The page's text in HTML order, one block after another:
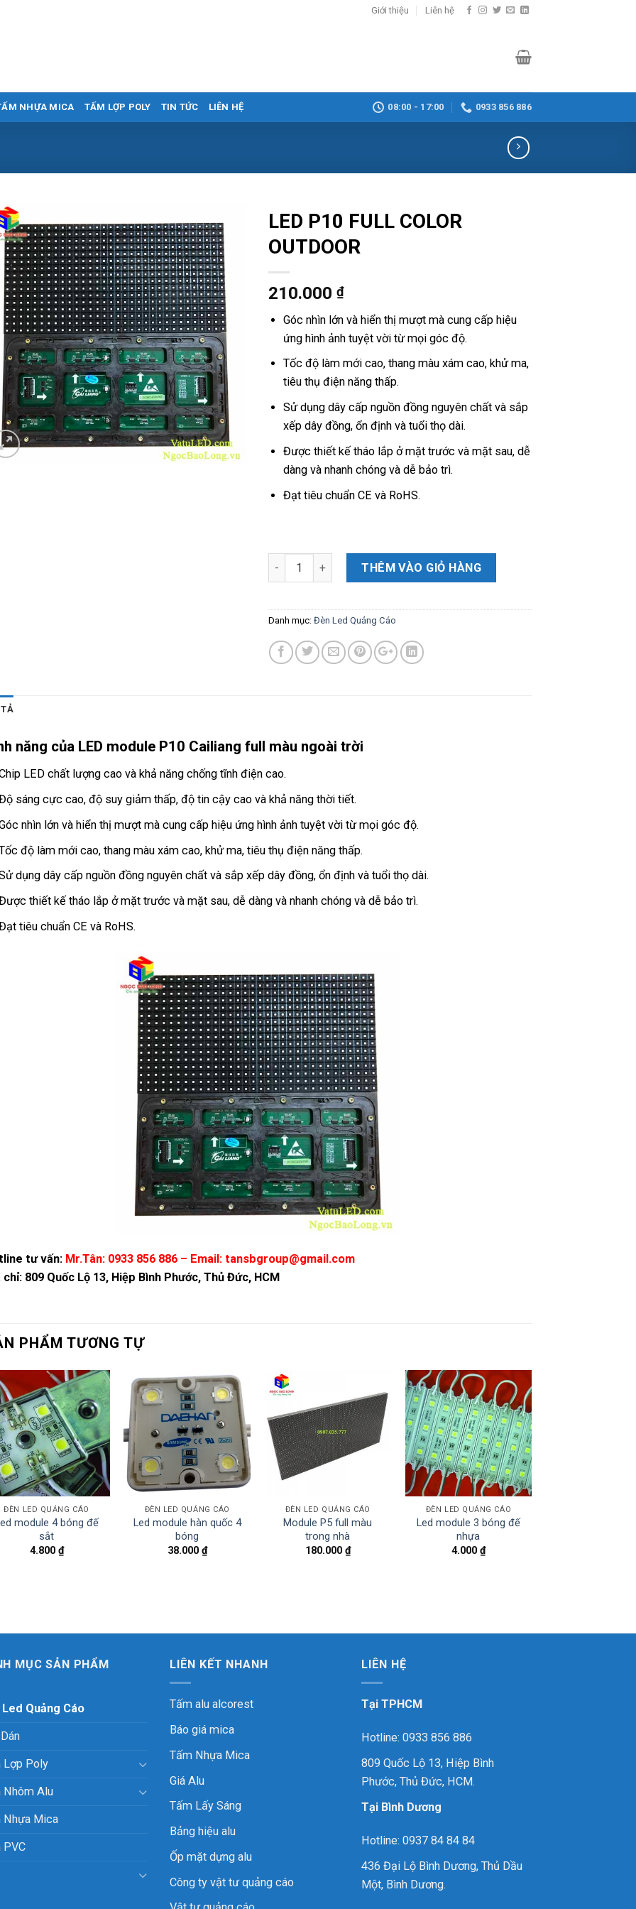
Giới thiệu Liên hệ
NHỰA MICA TẤM LỢP POLY TIN TỨC LIÊN HỆ 08:00 - 17:00 0933 856 886
LED P10 FULL COLOR
OUTDOOR
210.000 ₫
Góc nhìn lớn và hiển thị mượt mà cung cấp hiệu
ứng hình ảnh tuyệt vời từ mọi góc độ.
Tốc độ làm mới cao, thang màu xám cao, khử ma,
tiêu thụ điện năng thấp.
Sử dụng dây cấp nguồn đồng nguyên chất và sắp
xếp dây đồng, ổn định và tuổi thọ dài.
Được thiết kế tháo lắp ở mặt trước và mặt sau, dễ
dàng và nhanh chóng và dễ bảo trì.
Đạt tiêu chuẩn CE và RoHS.
Số lượng
THÊM VÀO GIỎ HÀNG
Danh mục: Đèn Led Quảng Cáo
năng của LED module P10 Cailiang full màu ngoài trời
LED chất lượng cao và khả năng chống tĩnh điện cao.
sáng cực cao, độ suy giảm thấp, độ tin cậy cao và khả năng thời tiết.
nhìn lớn và hiển thị mượt mà cung cấp hiệu ứng hình ảnh tuyệt vời từ mọi góc độ.
độ làm mới cao, thang màu xám cao, khử ma, tiêu thụ điện năng thấp.
dụng dây cấp nguồn đồng nguyên chất và sắp xếp dây đồng, ổn định và tuổi thọ dài.
thiết kế tháo lắp ở mặt trước và mặt sau, dễ dàng và nhanh chóng và dễ bảo trì.
tiêu chuẩn CE và RoHS.
tư vấn: Mr.Tân: 0933 856 886 – Email: tansbgroup@gmail.com
809 Quốc Lộ 13, Hiệp Bình Phước, Thủ Đức, HCM
PHẨM TƯƠNG TỰ
ĐÈN LED QUẢNG CÁO
module 4 bóng đế
sắt
4.800 ₫
ĐÈN LED QUẢNG CÁO
Led module hàn quốc 4
bóng
38.000 ₫
ĐÈN LED QUẢNG CÁO
Module P5 full màu
trong nhà
180.000 ₫
ĐÈN LED QUẢNG CÁO
Led module 3 bóng đế
nhựa
4.000 ₫
MỤC SẢN PHẨM
Quảng Cáo
Lợp Poly
Nhôm Alu
Nhựa Mica
PVC
LIÊN KẾT NHANH
Tấm alu alcorest
Báo giá mica
Tấm Nhựa Mica
Giá Alu
Tấm Lấy Sáng
Bảng hiệu alu
Ốp mặt dựng alu
Công ty vật tư quảng cáo
LIÊN HỆ
Tại TPHCM
Hotline: 0933 856 886
809 Quốc Lộ 13, Hiệp Bình
Phước, Thủ Đức, HCM.
Tại Bình Dương
Hotline: 0937 84 84 84
436 Đại Lộ Bình Dương, Thủ Dầu
Một, Bình Dương.